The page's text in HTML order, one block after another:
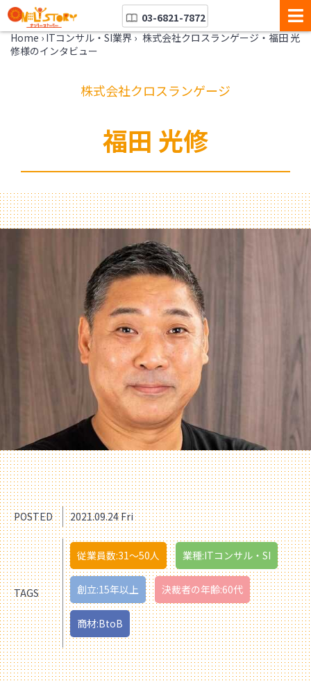
03-6821-7872
Home › ITコンサル・SI業界 › 株式会社クロスランゲージ・福田 光
修様のインタビュー
株式会社クロスランゲージ
福田 光修
POSTED 2021.09.24 Fri
TAGS
従業員数:31〜50人 業種:ITコンサル・SI
創立:15年以上 決裁者の年齢:60代
商材:BtoB